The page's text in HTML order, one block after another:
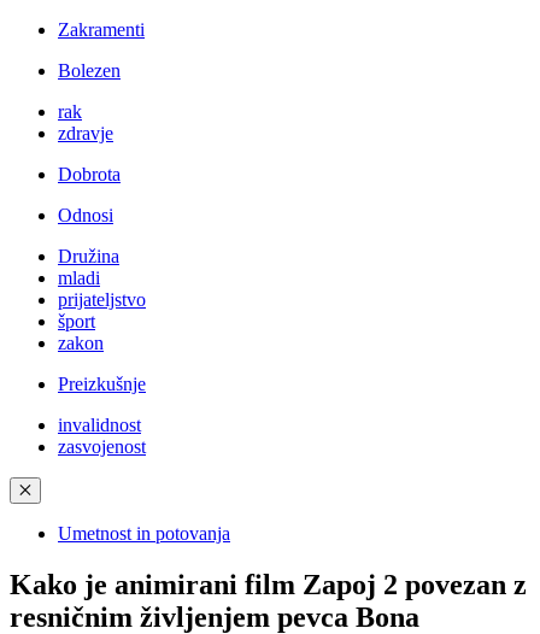
Zakramenti
Bolezen
rak
zdravje
Dobrota
Odnosi
Družina
mladi
prijateljstvo
šport
zakon
Preizkušnje
invalidnost
zasvojenost
✕
Umetnost in potovanja
Kako je animirani film Zapoj 2 povezan z
resničnim življenjem pevca Bona